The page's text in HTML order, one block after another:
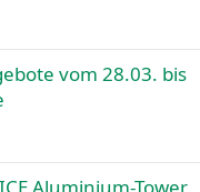
vom 28.03. bis
Aluminium-Tower